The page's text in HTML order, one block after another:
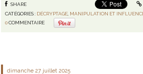
SHARE
CATÉGORIES : DÉCRYPTAGE, MANIPULATION ET
0COMMENTAIRE
dimanche 27 juillet 2025